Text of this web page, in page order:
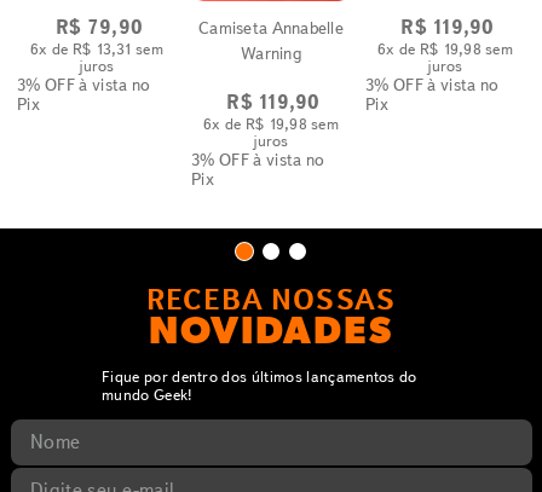
R$ 79,90
6x de R$ 13,31 sem
juros
3% OFFà vista no
Pix
Camiseta Annabelle
Warning
R$ 119,90
6x de R$ 19,98 sem
juros
3% OFFà vista no
Pix
R$ 119,90
6x de R$ 19,98 sem
juros
3% OFFà vista no
Pix
RECEBA NOSSAS
NOVIDADES
Fique por dentro dos últimos lançamentos do
mundo Geek!